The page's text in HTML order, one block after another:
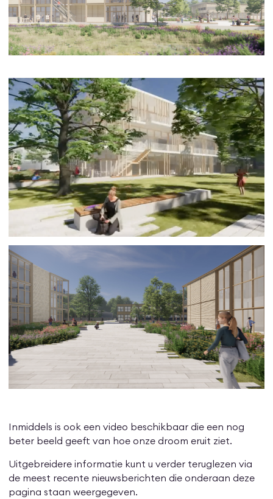
Inmiddels is ook een video beschikbaar die een nog
beter beeld geeft van hoe onze droom eruit ziet.
Uitgebreidere informatie kunt u verder teruglezen via
de meest recente nieuwsberichten die onderaan deze
pagina staan weergegeven.